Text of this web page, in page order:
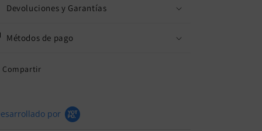
Devoluciones y Garantías
Métodos de pago
Compartir
por